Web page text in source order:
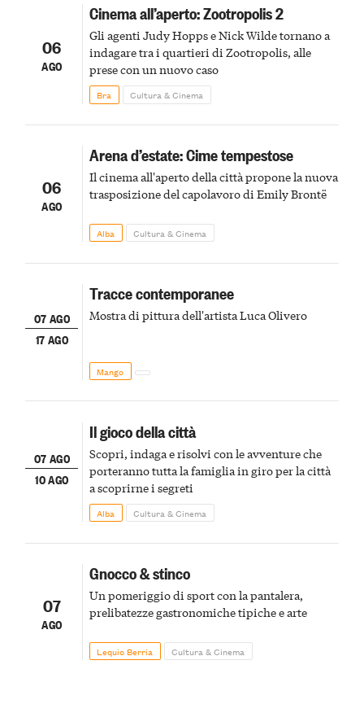
06
AGO
Cinema all’aperto: Zootropolis 2
Gli agenti Judy Hopps e Nick Wilde tornano a
indagare tra i quartieri di Zootropolis, alle
prese con un nuovo caso
Bra Cultura & Cinema
06
AGO
Arena d’estate: Cime tempestose
Il cinema all'aperto della città propone la nuova
trasposizione del capolavoro di Emily Brontë
Alba Cultura & Cinema
07 AGO
17 AGO
Tracce contemporanee
Mostra di pittura dell'artista Luca Olivero
Mango
07 AGO
10 AGO
Il gioco della città
Scopri, indaga e risolvi con le avventure che
porteranno tutta la famiglia in giro per la città
a scoprirne i segreti
Alba Cultura & Cinema
07
AGO
Gnocco & stinco
Un pomeriggio di sport con la pantalera,
prelibatezze gastronomiche tipiche e arte
Lequio Berria Cultura & Cinema